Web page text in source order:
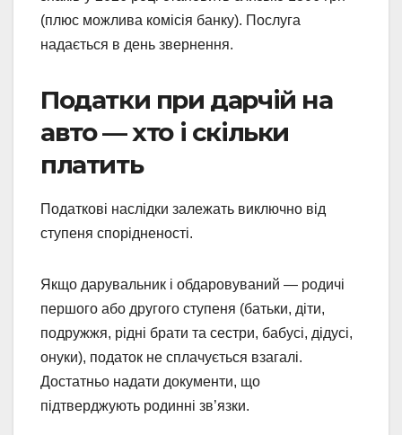
(плюс можлива комісія банку). Послуга
надається в день звернення.
Податки при дарчій на
авто — хто і скільки
платить
Податкові наслідки залежать виключно від
ступеня спорідненості.
Якщо дарувальник і обдаровуваний — родичі
першого або другого ступеня (батьки, діти,
подружжя, рідні брати та сестри, бабусі, дідусі,
онуки), податок не сплачується взагалі.
Достатньо надати документи, що
підтверджують родинні зв’язки.